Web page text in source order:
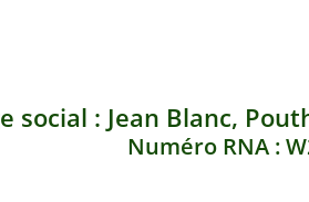
social : Jean Blanc,
Numéro RNA :